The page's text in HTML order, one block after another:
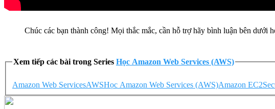
Chúc các bạn thành công! Mọi thắc mắc, cần hỗ trợ hãy bình luận bên dưới
Xem tiếp các bài trong Series Học Amazon Web Services (AWS)
Amazon Web ServicesAWSHọc Amazon Web Services (AWS)Amazon EC2